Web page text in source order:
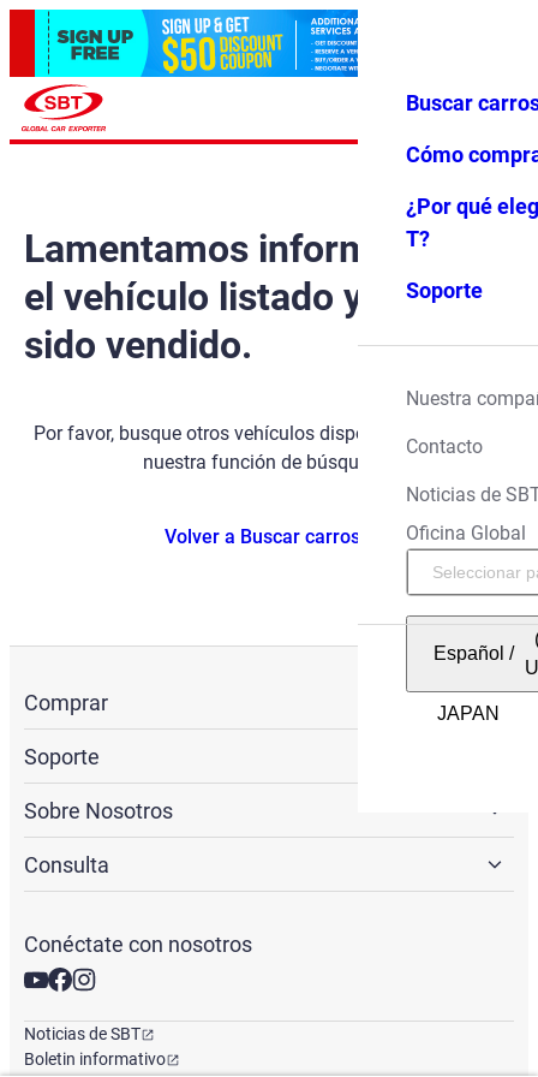
Favoritos Menú
Buscar
Cómo
¿Por qué
T?
Soporte
Nuestra
Contacto
Noticias de
Oficina Global
Español /
Lamentamos informarle que
el vehículo listado ya ha
sido vendido.
Por favor, busque otros vehículos disponibles utilizando
nuestra función de búsqueda.
Volver a Buscar carros
Comprar
Soporte
Sobre Nosotros
Consulta
Conéctate con nosotros
Noticias de SBT
Boletin informativo